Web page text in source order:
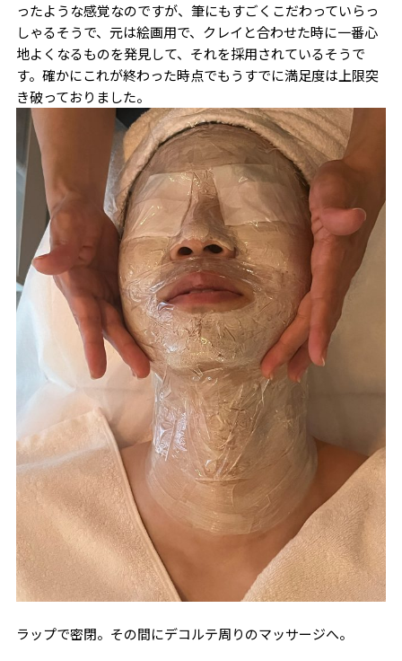
ったような感覚なのですが、筆にもすごくこだわっていらっ
しゃるそうで、元は絵画用で、クレイと合わせた時に一番心
地よくなるものを発見して、それを採用されているそうで
す。確かにこれが終わった時点でもうすでに満足度は上限突
き破っておりました。
ラップで密閉。その間にデコルテ周りのマッサージへ。